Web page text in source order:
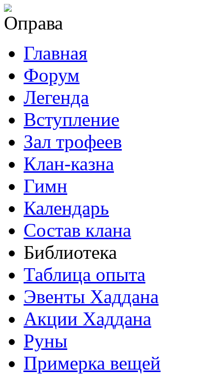
Главная
Форум
Легенда
Вступление
Зал трофеев
Клан-казна
Гимн
Календарь
Состав клана
Библиотека
Таблица опыта
Эвенты Хаддана
Акции Хаддана
Руны
Примерка вещей